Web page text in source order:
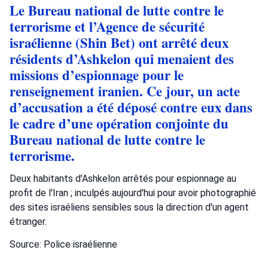
Le Bureau national de lutte contre le
terrorisme et l’Agence de sécurité
israélienne (Shin Bet) ont arrêté deux
résidents d’Ashkelon qui menaient des
missions d’espionnage pour le
renseignement iranien. Ce jour, un acte
d’accusation a été déposé contre eux dans
le cadre d’une opération conjointe du
Bureau national de lutte contre le
terrorisme.
Deux habitants d'Ashkelon arrêtés pour espionnage au
profit de l'Iran ; inculpés aujourd'hui pour avoir photographié
des sites israéliens sensibles sous la direction d'un agent
étranger.
Source: Police israélienne